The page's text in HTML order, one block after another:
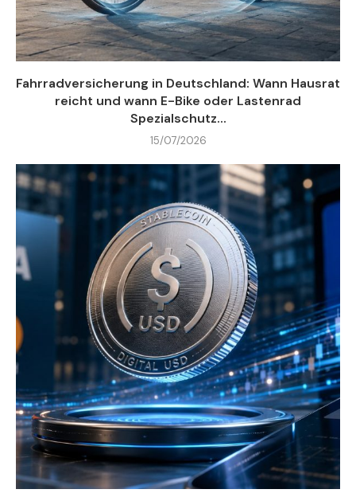
Fahrradversicherung in Deutschland: Wann Hausrat
reicht und wann E-Bike oder Lastenrad
Spezialschutz...
15/07/2026